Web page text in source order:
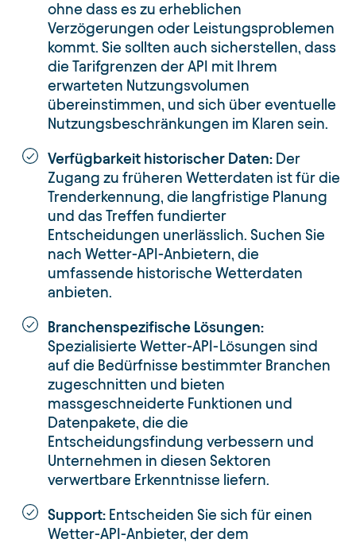
ohne dass es zu erheblichen
Verzögerungen oder Leistungsproblemen
kommt. Sie sollten auch sicherstellen, dass
die Tarifgrenzen der API mit Ihrem
erwarteten Nutzungsvolumen
übereinstimmen, und sich über eventuelle
Nutzungsbeschränkungen im Klaren sein.
Verfügbarkeit historischer Daten: Der
Zugang zu früheren Wetterdaten ist für die
Trenderkennung, die langfristige Planung
und das Treffen fundierter
Entscheidungen unerlässlich. Suchen Sie
nach Wetter-API-Anbietern, die
umfassende historische Wetterdaten
anbieten.
Branchenspezifische Lösungen:
Spezialisierte Wetter-API-Lösungen sind
auf die Bedürfnisse bestimmter Branchen
zugeschnitten und bieten
massgeschneiderte Funktionen und
Datenpakete, die die
Entscheidungsfindung verbessern und
Unternehmen in diesen Sektoren
verwertbare Erkenntnisse liefern.
Support: Entscheiden Sie sich für einen
Wetter-API-Anbieter, der dem